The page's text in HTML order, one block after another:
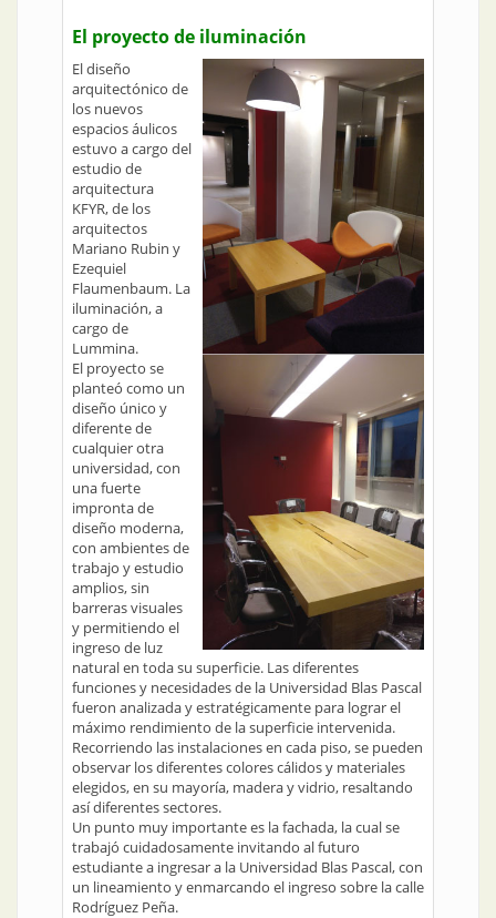
El proyecto de iluminación
El diseño
arquitectónico de
los nuevos
espacios áulicos
estuvo a cargo del
estudio de
arquitectura
KFYR, de los
arquitectos
Mariano Rubin y
Ezequiel
Flaumenbaum. La
iluminación, a
cargo de
Lummina.
El proyecto se
planteó como un
diseño único y
diferente de
cualquier otra
universidad, con
una fuerte
impronta de
diseño moderna,
con ambientes de
trabajo y estudio
amplios, sin
barreras visuales
y permitiendo el
ingreso de luz
natural en toda su superficie. Las diferentes
funciones y necesidades de la Universidad Blas Pascal
fueron analizada y estratégicamente para lograr el
máximo rendimiento de la superficie intervenida.
Recorriendo las instalaciones en cada piso, se pueden
observar los diferentes colores cálidos y materiales
elegidos, en su mayoría, madera y vidrio, resaltando
así diferentes sectores.
Un punto muy importante es la fachada, la cual se
trabajó cuidadosamente invitando al futuro
estudiante a ingresar a la Universidad Blas Pascal, con
un lineamiento y enmarcando el ingreso sobre la calle
Rodríguez Peña.